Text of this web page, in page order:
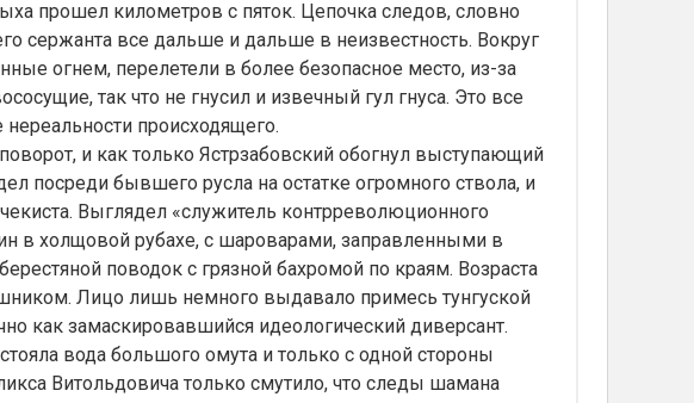
прошел километров с пяток. Цепочка следов, словно
сержанта все дальше и дальше в неизвестность. Вокруг
огнем, перелетели в более безопасное место, из-за
так что не гнусил и извечный гул гнуса. Это все
происходящего.
и как только Ястрзабовский обогнул выступающий
посреди бывшего русла на остатке огромного ствола, и
Выглядел «служитель контрреволюционного
в холщовой рубахе, с шароварами, заправленными в
поводок с грязной бахромой по краям. Возраста
Лицо лишь немного выдавало примесь тунгуской
как замаскировавшийся идеологический диверсант.
вода большого омута и только с одной стороны
Витольдовича только смутило, что следы шамана